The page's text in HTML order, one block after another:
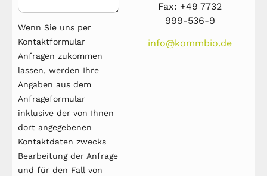
Wenn Sie uns per
Kontaktformular
Anfragen zukommen
lassen, werden Ihre
Angaben aus dem
Anfrageformular
inklusive der von Ihnen
dort angegebenen
Kontaktdaten zwecks
Bearbeitung der Anfrage
und für den Fall von
Fax: +49 7732
999-536-9
info@kommbio.de